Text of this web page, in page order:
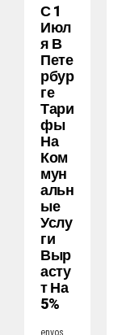
С 1
Июл
Я В
Пете
Рбур
Ге
Тари
Фы
На
Ком
Мун
Альн
Ые
Услу
Ги
Выр
Асту
Т На
5%
envos